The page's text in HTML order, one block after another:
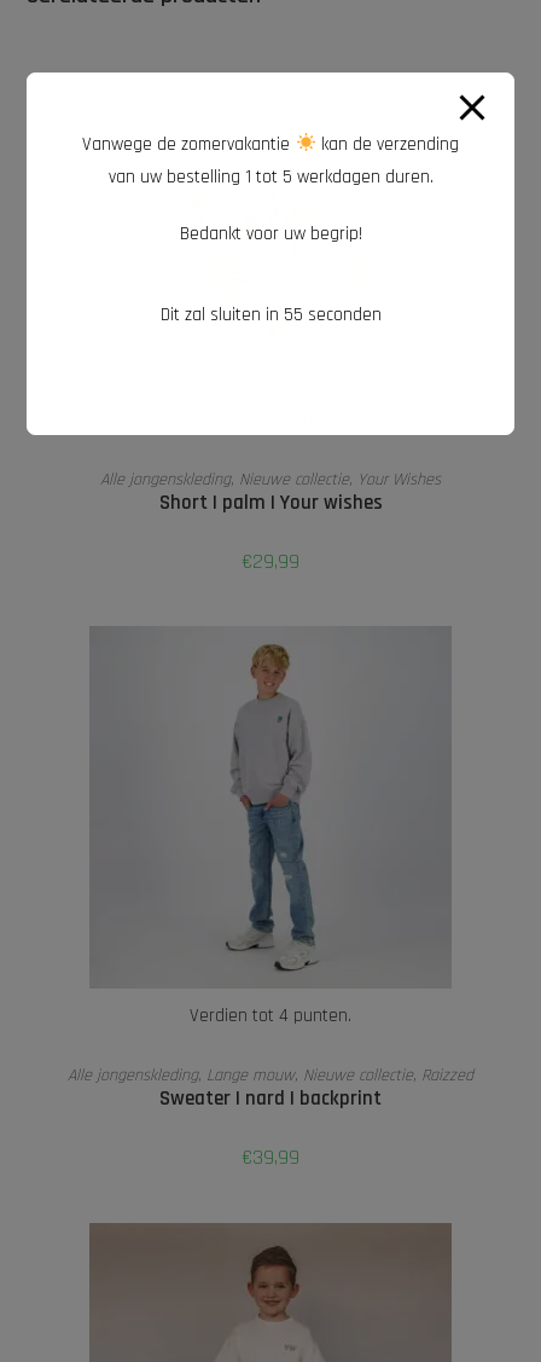
OPTIES SELECTEREN
Alle jongenskleding, Nieuwe collectie, Your Wishes
Short | palm | Your wishes
€29,99
Verdien tot 4 punten.
OPTIES SELECTEREN
Alle jongenskleding, Lange mouw, Nieuwe collectie, Raizzed
Sweater | nard | backprint
€39,99
Vanwege de zomervakantie
kan de verzending
van uw bestelling 1 tot 5 werkdagen duren.
Bedankt voor uw begrip!
Dit zal sluiten in 54 seconden